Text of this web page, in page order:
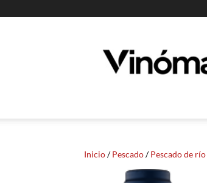
Vinomanos
Inicio/Pescado/Pescado de río